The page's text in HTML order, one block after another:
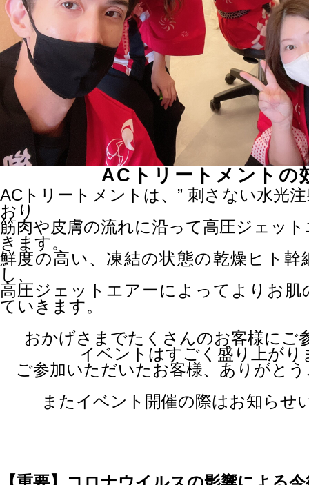
ACトリートメントの
ACトリートメントは、” 刺さない水光
おり
筋肉や皮膚の流れに沿って高圧ジェッ
きます。
鮮度の高い、凍結の状態の乾燥ヒト幹
し、
高圧ジェットエアーによってよりお肌
ていきます。
おかげさまでたくさんのお客様にご
イベントはすごく盛り上がり
ご参加いただいたお客様、ありがと
またイベント開催の際はお知らせ